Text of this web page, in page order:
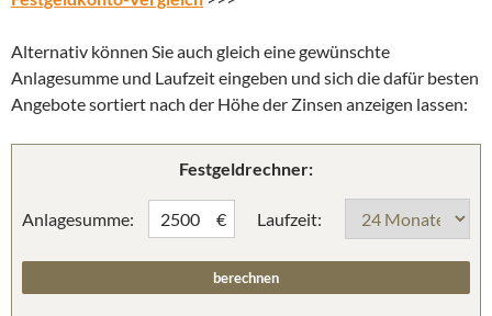
Alternativ können Sie auch gleich eine gewünschte
Anlagesumme und Laufzeit eingeben und sich die dafür besten
Angebote sortiert nach der Höhe der Zinsen anzeigen lassen:
Festgeldrechner:
Anlagesumme: € Laufzeit: